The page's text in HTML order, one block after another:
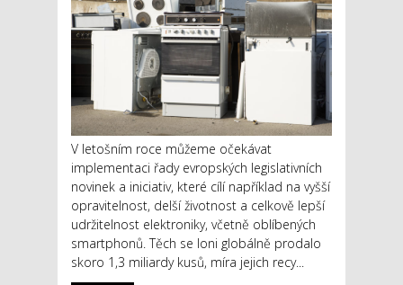
V letošním roce můžeme očekávat
implementaci řady evropských legislativních
novinek a iniciativ, které cílí například na vyšší
opravitelnost, delší životnost a celkově lepší
udržitelnost elektroniky, včetně oblíbených
smartphonů. Těch se loni globálně prodalo
skoro 1,3 miliardy kusů, míra jejich recy...